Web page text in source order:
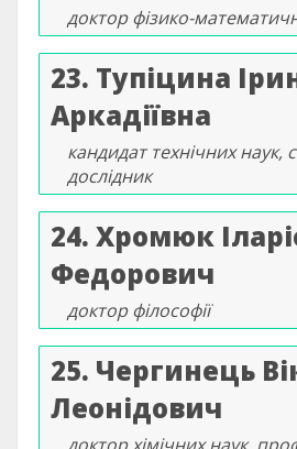
доктор фізико-
23. Тупіцина
Аркадіївна
кандидат технічних наук,
дослідник
24. Хромюк
Федорович
доктор філософії
25. Чергинець
Леонідович